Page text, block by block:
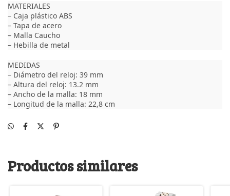
MATERIALES
– Caja plástico ABS
– Tapa de acero
– Malla Caucho
– Hebilla de metal
MEDIDAS
– Diámetro del reloj: 39 mm
– Altura del reloj: 13.2 mm
– Ancho de la malla: 18 mm
– Longitud de la malla: 22,8 cm
Productos similares